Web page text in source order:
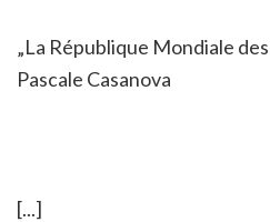
„La République Mondiale
Pascale Casanova
[...]